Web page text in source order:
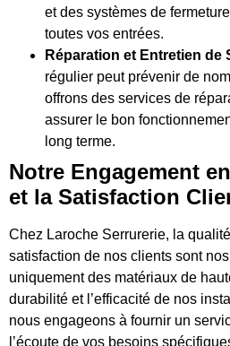
et des systèmes de
toutes vos entrées.
Réparation et Entretien de
régulier peut prévenir de
offrons des services de
assurer le bon
long terme.
Notre Engagement
et la Satisfaction
Chez Laroche Serrurerie, la
satisfaction de nos clients sont
uniquement des matériaux de
durabilité et l’efficacité de nos
nous engageons à fournir un
l’écoute de vos besoins